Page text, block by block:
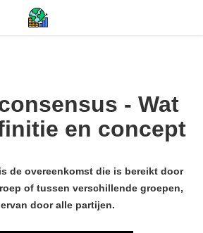
- Wat
en concept
de overeenkomst die is bereikt door
of tussen verschillende groepen,
door alle partijen.